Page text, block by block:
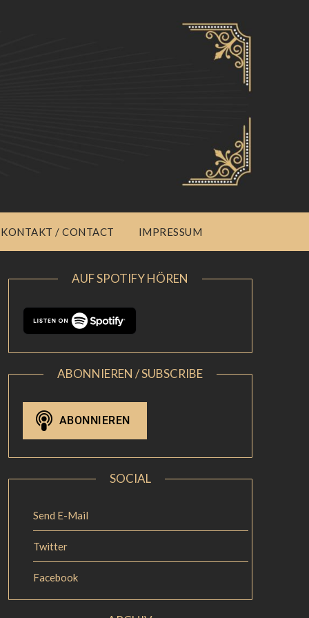
KONTAKT / CONTACT IMPRESSUM
AUF SPOTIFY HÖREN
ABONNIEREN / SUBSCRIBE
SOCIAL
Send E-Mail
Twitter
Facebook